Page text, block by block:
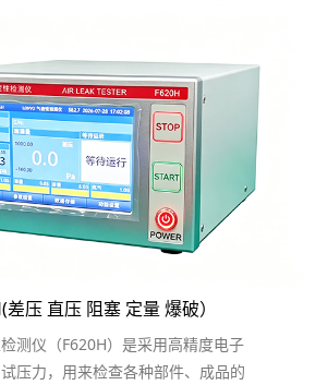
差压 直压 阻塞 定量 爆破）
测仪（F620H）是采用高精度电子
压力，用来检查各种部件、成品的
音频电器密封性检测，气密性检
气密性测试设备及技术支持。